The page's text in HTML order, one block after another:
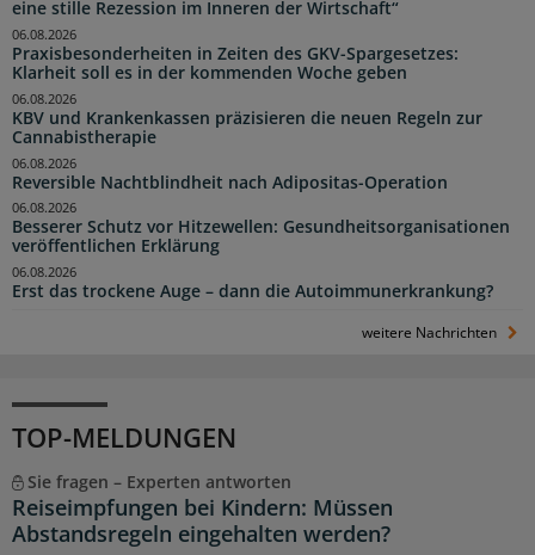
eine stille Rezession im Inneren der Wirtschaft“
Praxisbesonderheiten in Zeiten des GKV-Spargesetzes:
Klarheit soll es in der kommenden Woche geben
06.08.2026
KBV und Krankenkassen präzisieren die neuen Regeln zur
Cannabistherapie
06.08.2026
Reversible Nachtblindheit nach Adipositas-Operation
06.08.2026
Besserer Schutz vor Hitzewellen: Gesundheitsorganisationen
veröffentlichen Erklärung
06.08.2026
Erst das trockene Auge – dann die Autoimmunerkrankung?
06.08.2026
weitere Nachrichten
TOP-MELDUNGEN
Sie fragen – Experten antworten
Reiseimpfungen bei Kindern: Müssen
Abstandsregeln eingehalten werden?